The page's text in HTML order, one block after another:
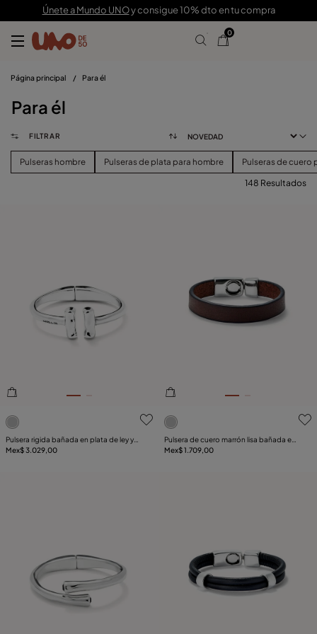
Únete a Mundo UNOy consigue 10% dto en tu compra
0
Página principal / Para él
Para él
FILTRAR
Pulseras hombre Pulseras de plata para hombre Pulseras de cuero
BAÑO
Borrar Filtros
148 Resultados
5de 5 Valoración del cliente
Pulsera rigida bañada en plata de ley y
dos tubos en sus extremos
Mex$ 3.029,00
5de 5 Valoración del cliente
Pulsera de cuero marrón lisa bañada en
plata de ley
Mex$ 1.709,00